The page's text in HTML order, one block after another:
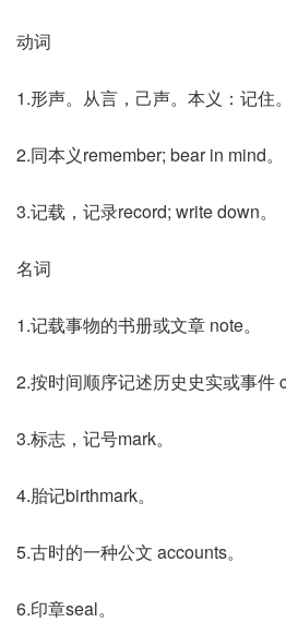
动词
1.形声。从言，己声。本义：记住。
2.同本义remember; bear in mind。
3.记载，记录record; write down。
名词
1.记载事物的书册或文章 note。
2.按时间顺序记述历史史实或事件
3.标志，记号mark。
4.胎记birthmark。
5.古时的一种公文 accounts。
6.印章seal。